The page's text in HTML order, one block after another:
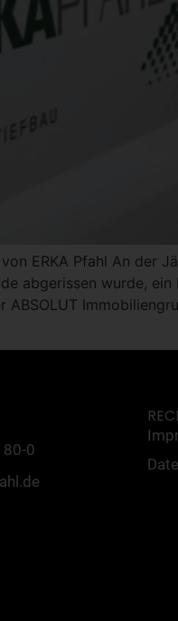
ERKA Pfahl An der
abgerissen wurde,
0